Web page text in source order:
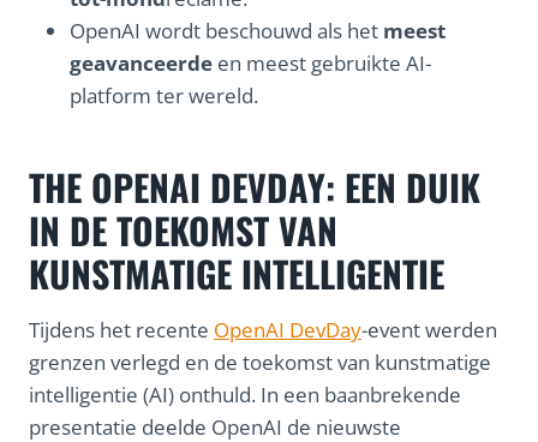
OpenAI wordt beschouwd als het meest
geavanceerde en meest gebruikte AI-
platform ter wereld.
THE OPENAI DEVDAY: EEN DUIK
IN DE TOEKOMST VAN
KUNSTMATIGE INTELLIGENTIE
Tijdens het recente OpenAI DevDay-event werden
grenzen verlegd en de toekomst van kunstmatige
intelligentie (AI) onthuld. In een baanbrekende
presentatie deelde OpenAI de nieuwste